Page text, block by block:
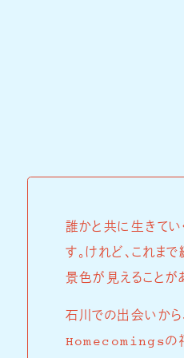
誰かと共に生きてい
す。けれど、これま
景色が見えることが
石川での出会いから
Homecomingsの福